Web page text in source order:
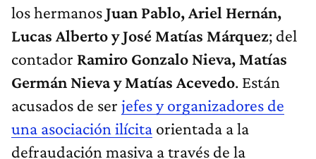
los hermanosJuan Pablo, Ariel Hernán,
Lucas Alberto y José Matías Márquez; del
contador Ramiro Gonzalo Nieva, Matías
Germán Nieva y Matías Acevedo. Están
acusados de ser jefes y organizadores de
una asociación ilícita orientada a la
defraudación masiva a través de la